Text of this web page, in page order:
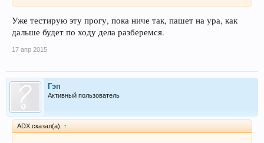
Уже тестирую эту прогу, пока ниче так, пашет на ура, как
дальше будет по ходу дела разберемся.
17 апр 2015
Гэп
Активный пользователь
ADX сказал(а): ↑